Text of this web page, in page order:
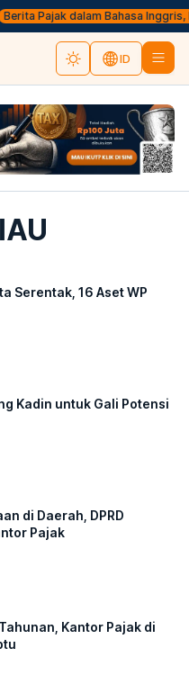
Pajak dalam Bahasa Inggris,
ID
Serentak, 16 Aset WP
Kadin untuk Gali Potensi
di Daerah, DPRD
Pajak
Kantor Pajak di